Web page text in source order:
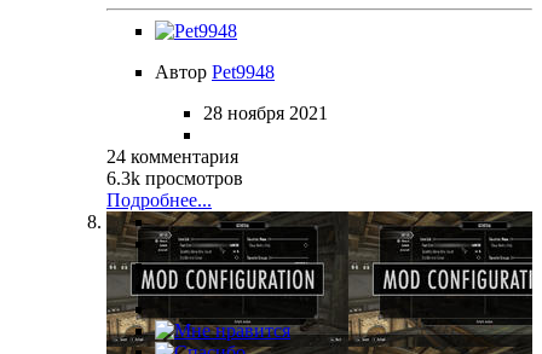
Автор Pet9948
28 ноября 2021
24 комментария
6.3k просмотров
Подробнее...